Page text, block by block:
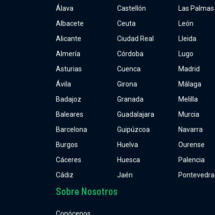
Álava
Albacete
Alicante
Almería
Asturias
Ávila
Badajoz
Baleares
Barcelona
Burgos
Cáceres
Cádiz
Castellón
Ceuta
Ciudad Real
Córdoba
Cuenca
Girona
Granada
Guadalajara
Guipúzcoa
Huelva
Huesca
Jaén
Las Palmas
León
Lleida
Lugo
Madrid
Málaga
Melilla
Murcia
Navarra
Ourense
Palencia
Pontevedra
Sobre Nosotros